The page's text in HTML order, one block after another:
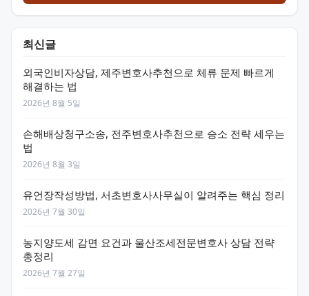
최신글
외국인비자상담, 제주변호사추천으로 체류 문제 빠르게
해결하는 법
2026년 8월 5일
손해배상청구소송, 전주변호사추천으로 승소 전략 세우는
법
2026년 8월 3일
유언장작성방법, 서초변호사사무실이 알려주는 핵심 정리
2026년 7월 30일
농지양도세 감면 요건과 울산조세전문변호사 상담 전략
총정리
2026년 7월 27일